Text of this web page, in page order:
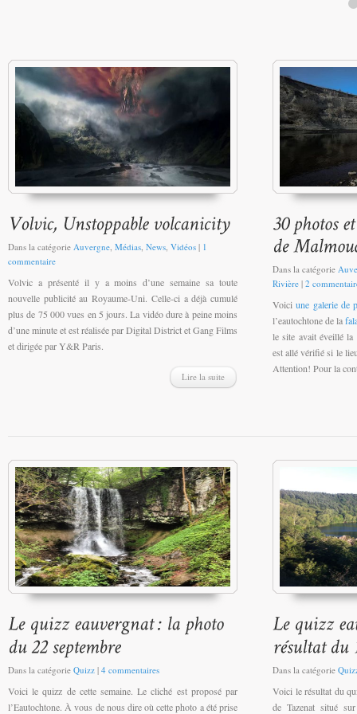
Dans la catégorie Auvergne Médias News Vidéos | 1
commentaire
Volvic a présenté il y a moins d’une semaine sa toute
nouvelle publicité au Royaume-Uni. Celle-ci a déjà cumulé
plus de 75 000 vues en 5 jours. La vidéo dure à peine moins
d’une minute et est réalisée par Digital District et Gang Films
et dirigée par Y&R Paris.
Lire la suite
Dans la catégorie
Rivière | 2
Voiciune galerie de
l’eautochtone de la
le site avait éveillé
est allé vérifié si le
Attention! Pour la
Dans la catégorie Quizz | 4 commentaires
Voici le quizz de cette semaine. Le cliché est proposé par
l’Eautochtone. À vous de nous dire où cette photo a été prise
Dans la catégorie
Voici le résultat du
de Tazenat situé